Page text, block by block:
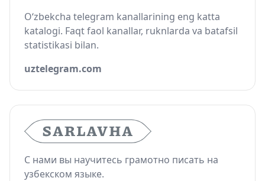
O‘zbekcha telegram kanallarining eng katta
katalogi. Faqt faol kanallar, ruknlarda va batafsil
statistikasi bilan.
uztelegram.com
С нами вы научитесь грамотно писать на
узбекском языке.